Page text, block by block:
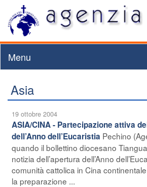
Menu
Asia
19 ottobre 2004
ASIA/CINA - Partecipazione attiva
dell’Anno dell’Eucaristia Pechino
quando il bollettino diocesano
notizia dell’apertura dell’Anno
comunità cattolica in Cina
la preparazione ...